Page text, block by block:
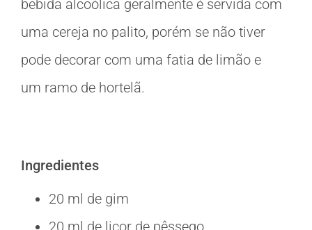
bebida alcoólica geralmente é servida com
uma cereja no palito, porém se não tiver
pode decorar com uma fatia de limão e
um ramo de hortelã.
Ingredientes
20 ml de gim